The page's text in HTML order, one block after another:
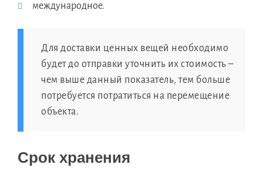
международное.
Для доставки ценных вещей необходимо
будет до отправки уточнить их стоимость –
чем выше данный показатель, тем больше
потребуется потратиться на перемещение
объекта.
Срок хранения